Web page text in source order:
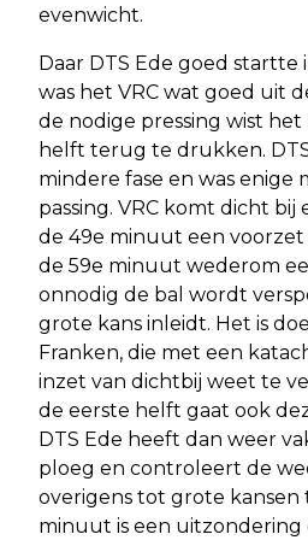
evenwicht.
Daar DTS Ede goed
was het VRC wat goed uit
de nodige pressing wist het
helft terug te drukken.
mindere fase en was enige
passing. VRC komt dicht
de 49e minuut een
de 59e minuut wederom
onnodig de bal wordt
grote kans inleidt. Het is
Franken, die met een
inzet van dichtbij weet te
de eerste helft gaat ook
DTS Ede heeft dan weer
ploeg en controleert de
overigens tot grote kansen
minuut is een uitzondering